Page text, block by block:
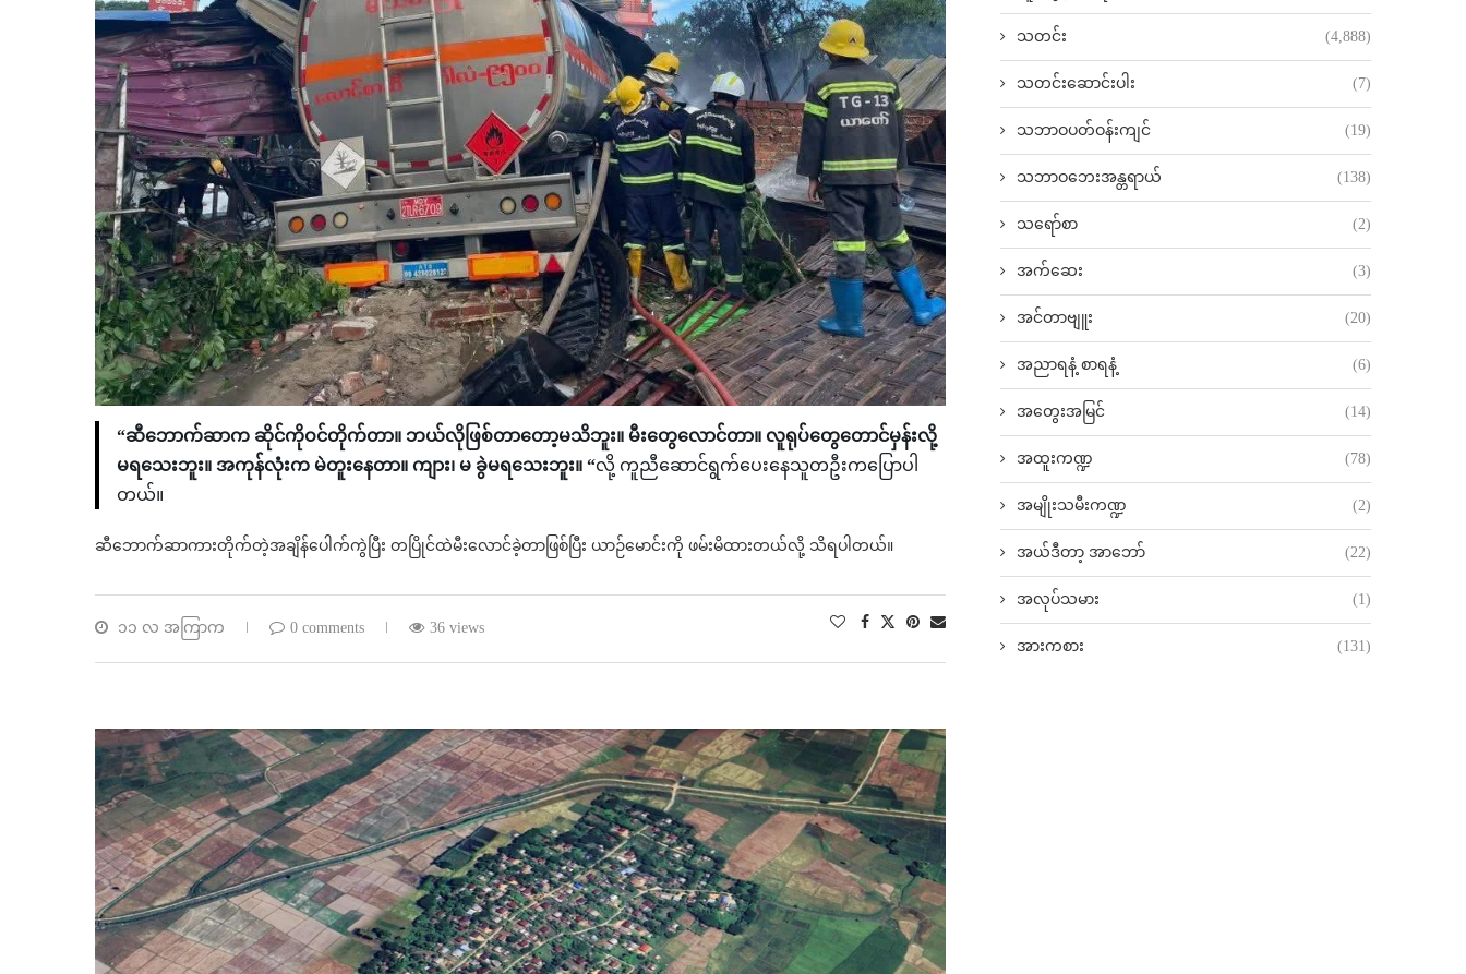
“ဆီဘောက်ဆာက ဆိုင်ကိုဝင်တိုက်တာ။ ဘယ်လိုဖြစ်တာတော့မသိဘူး။ မီးတွေလောင်တာ။ လူရုပ်တွေတောင်မှန်းလို့
မရသေးဘူး။ အကုန်လုံးက မဲတူးနေတာ။ ကျား၊ မ ခွဲမရသေးဘူး။ “လို့ ကူညီဆောင်ရွက်ပေးနေသူတဦးကပြောပါ
တယ်။
ဆီဘောက်ဆာကားတိုက်တဲ့အချိန်ပေါက်ကွဲပြီး တပြိုင်ထဲမီးလောင်ခဲ့တာဖြစ်ပြီး ‌‌‌‌‌‌ယာဉ်မောင်းကို ဖမ်းမိထားတယ်လို့ သိရပါတယ်။
၁၁ လ အကြာက 0 comments 36 views
သတင်း (4,888)
သတင်းဆောင်းပါး (7)
သဘာဝပတ်ဝန်းကျင် (19)
သဘာဝဘေးအန္တရာယ် (138)
သရော်စာ (2)
အက်ဆေး (3)
အင်တာဗျူး (20)
အညာရနံ့ စာရနံ့ (6)
အတွေးအမြင် (14)
အထူးကဏ္ဍ (78)
အမျိုးသမီးကဏ္ဍ (2)
အယ်ဒီတာ့ အာဘော် (22)
အလုပ်သမား (1)
အားကစား (131)